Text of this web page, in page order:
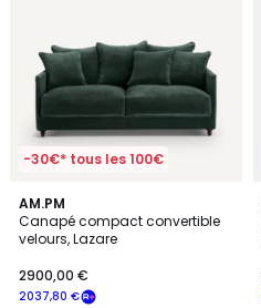
-30€* tous les 100€
AM.PM
Canapé compact convertible
velours, Lazare
2037,80 €
2900,00 €
4,5
/ 5
16
Couleurs